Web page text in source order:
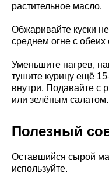
растительное масло.
Обжаривайте куски
среднем огне с обеих
Уменьшите нагрев,
тушите курицу ещё
внутри. Подавайте с
или зелёным салатом.
Полезный
Оставшийся сырой
используйте.